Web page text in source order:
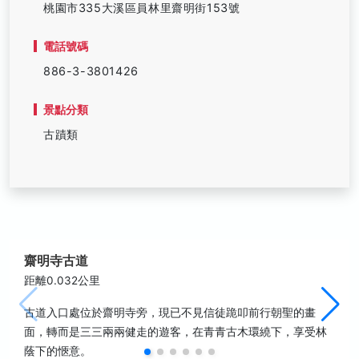
桃園市335大溪區員林里齋明街153號
電話號碼
886-3-3801426
景點分類
古蹟類
齋明寺古道
距離0.032公里
古道入口處位於齋明寺旁，現已不見信徒跪叩前行朝聖的畫
面，轉而是三三兩兩健走的遊客，在青青古木環繞下，享受林
蔭下的愜意。